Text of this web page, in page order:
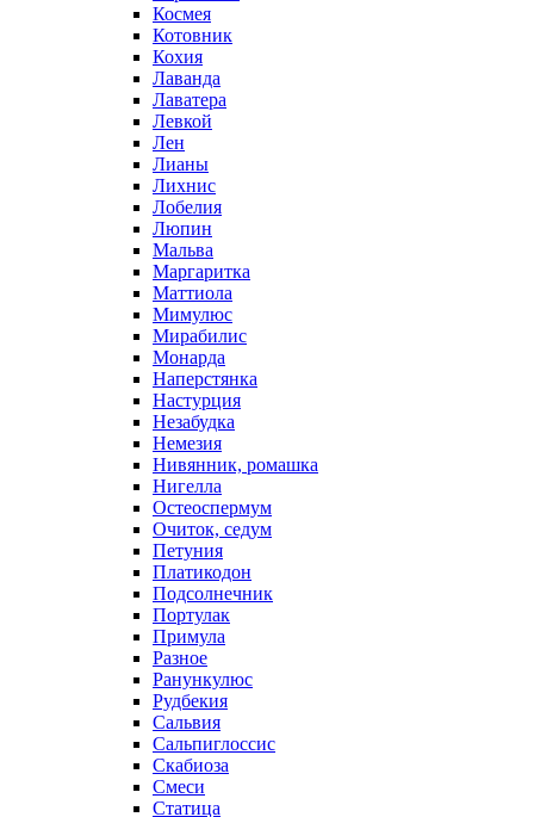
Космея
Котовник
Кохия
Лаванда
Лаватера
Левкой
Лен
Лианы
Лихнис
Лобелия
Люпин
Мальва
Маргаритка
Маттиола
Мимулюс
Мирабилис
Монарда
Наперстянка
Настурция
Незабудка
Немезия
Нивянник, ромашка
Нигелла
Остеоспермум
Очиток, седум
Петуния
Платикодон
Подсолнечник
Портулак
Примула
Разное
Ранункулюс
Рудбекия
Сальвия
Сальпиглоссис
Скабиоза
Смеси
Статица